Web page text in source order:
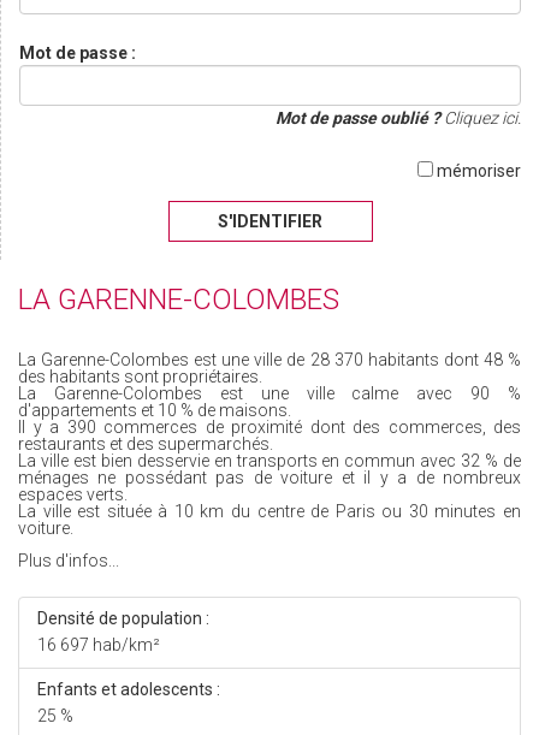
Mot de passe :
Mot de passe oublié ?Cliquez ici.
mémoriser
S'IDENTIFIER
LA GARENNE-COLOMBES
La Garenne-Colombes est une ville de 28 370 habitants dont 48 %
des habitants sont propriétaires.
La Garenne-Colombes est une ville calme avec 90 %
d'appartements et 10 % de maisons.
Il y a 390 commerces de proximité dont des commerces, des
restaurants et des supermarchés.
La ville est bien desservie en transports en commun avec 32 % de
ménages ne possédant pas de voiture et il y a de nombreux
espaces verts.
La ville est située à 10 km du centre de Paris ou 30 minutes en
voiture.
Plus d'infos...
Densité de population :
16 697 hab/km²
Enfants et adolescents :
25 %